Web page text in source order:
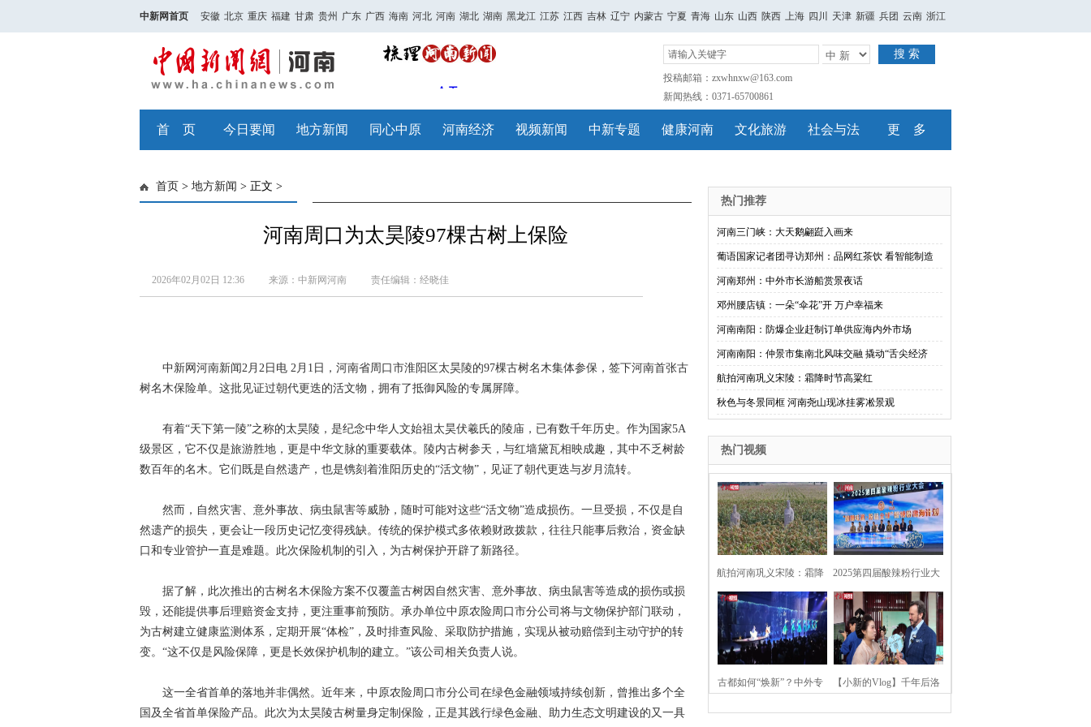
中新网首页 安徽 北京 重庆 福建 甘肃 贵州 广东 广西 海南 河北 河南 湖北 湖南 黑龙江 江苏 江西 吉林 辽宁 内蒙古 宁夏 青海 山东 山西 陕西 上海 四川 天津 新疆 兵团 云南 浙江
搜 索
投稿邮箱：zxwhnxw@163.com
新闻热线：0371-65700861
首 页 今日要闻 地方新闻 同心中原 河南经济 视频新闻 中新专题 健康河南 文化旅游 社会与法 更 多
首页 > 地方新闻 > 正文 >
河南周口为太昊陵97棵古树上保险
2026年02月02日 12:36 来源：中新网河南 责任编辑：经晓佳
中新网河南新闻2月2日电 2月1日，河南省周口市淮阳区太昊陵的97棵古树名木集体参保，签下河南首张古
树名木保险单。这批见证过朝代更迭的活文物，拥有了抵御风险的专属屏障。
有着“天下第一陵”之称的太昊陵，是纪念中华人文始祖太昊伏羲氏的陵庙，已有数千年历史。作为国家5A
级景区，它不仅是旅游胜地，更是中华文脉的重要载体。陵内古树参天，与红墙黛瓦相映成趣，其中不乏树龄
数百年的名木。它们既是自然遗产，也是镌刻着淮阳历史的“活文物”，见证了朝代更迭与岁月流转。
然而，自然灾害、意外事故、病虫鼠害等威胁，随时可能对这些“活文物”造成损伤。一旦受损，不仅是自
然遗产的损失，更会让一段历史记忆变得残缺。传统的保护模式多依赖财政拨款，往往只能事后救治，资金缺
口和专业管护一直是难题。此次保险机制的引入，为古树保护开辟了新路径。
据了解，此次推出的古树名木保险方案不仅覆盖古树因自然灾害、意外事故、病虫鼠害等造成的损伤或损
毁，还能提供事后理赔资金支持，更注重事前预防。承办单位中原农险周口市分公司将与文物保护部门联动，
为古树建立健康监测体系，定期开展“体检”，及时排查风险、采取防护措施，实现从被动赔偿到主动守护的转
变。“这不仅是风险保障，更是长效保护机制的建立。”该公司相关负责人说。
这一全省首单的落地并非偶然。近年来，中原农险周口市分公司在绿色金融领域持续创新，曾推出多个全
国及全省首单保险产品。此次为太昊陵古树量身定制保险，正是其践行绿色金融、助力生态文明建设的又一具
热门推荐
河南三门峡：大天鹅翩跹入画来
葡语国家记者团寻访郑州：品网红茶饮 看智能制造
河南郑州：中外市长游船赏景夜话
邓州腰店镇：一朵“伞花”开 万户幸福来
河南南阳：防爆企业赶制订单供应海内外市场
河南南阳：仲景市集南北风味交融 撬动“舌尖经济
航拍河南巩义宋陵：霜降时节高粱红
秋色与冬景同框 河南尧山现冰挂雾凇景观
热门视频
航拍河南巩义宋陵：霜降
时节高粱红
2025第四届酸辣粉行业大
会在河南开封举行
古都如何“焕新”？中外专 【小新的Vlog】千年后洛